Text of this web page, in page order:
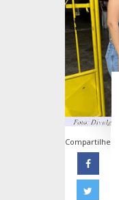
Compartilhe